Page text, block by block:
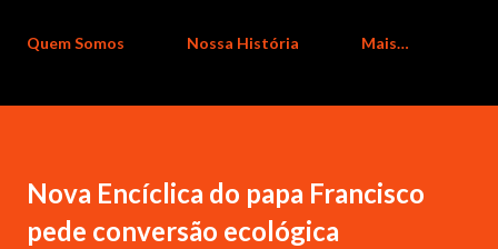
Quem Somos Nossa História Mais…
Nova Encíclica do papa Francisco
pede conversão ecológica